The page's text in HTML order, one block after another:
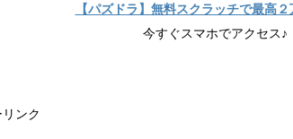
【パズドラ】無料スクラッチで最高
今すぐスマホでアクセス
ンク